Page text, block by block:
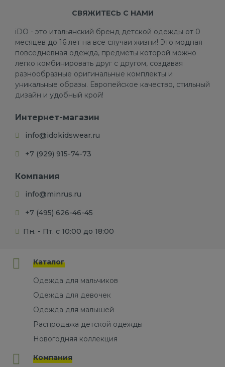
СВЯЖИТЕСЬ С НАМИ
iDO - это итальянский бренд детской одежды от 0
месяцев до 16 лет на все случаи жизни! Это модная
повседневная одежда, предметы которой можно
легко комбинировать друг с другом, создавая
разнообразные оригинальные комплекты и
уникальные образы. Европейское качество, стильный
дизайн и удобный крой!
Интернет-магазин
info@idokidswear.ru
+7 (929) 915-74-73
Компания
info@minrus.ru
+7 (495) 626-46-45
Пн. - Пт. с 10:00 до 18:00
Каталог
Одежда для мальчиков
Одежда для девочек
Одежда для малышей
Распродажа детской одежды
Новогодняя коллекция
Компания